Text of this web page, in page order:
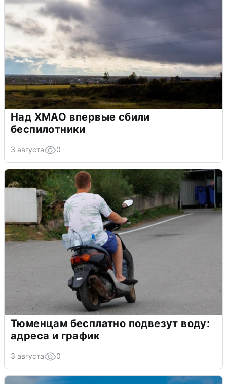
Над ХМАО впервые сбили
беспилотники
3 августа 0
Тюменцам бесплатно подвезут воду:
адреса и график
3 августа 0